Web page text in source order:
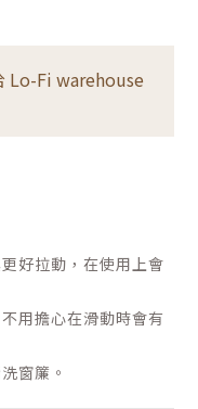
Lo-Fi warehouse
好拉動，在使用上會
用擔心在滑動時會有
窗簾。